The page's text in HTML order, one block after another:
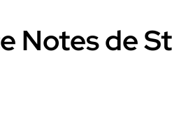
Notes de